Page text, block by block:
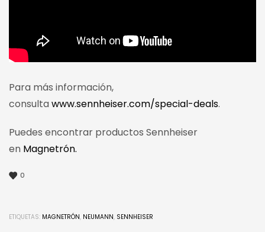
Para más información,
consultawww.sennheiser.com/special-deals.
Puedes encontrar productos Sennheiser
en Magnetrón.
0
ETIQUETAS: MAGNETRÓN, NEUMANN, SENNHEISER